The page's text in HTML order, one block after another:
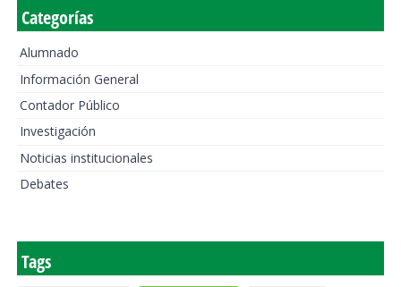
Categorías
Alumnado
Información General
Contador Público
Investigación
Noticias institucionales
Debates
Tags